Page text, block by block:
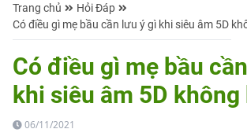
Quân
Trang chủ
Hỏi Đáp
Có điều gì mẹ bầu cần lưu ý gì khi siêu âm 5D
Có điều gì mẹ bầu
khi siêu âm 5D không
06/11/2021